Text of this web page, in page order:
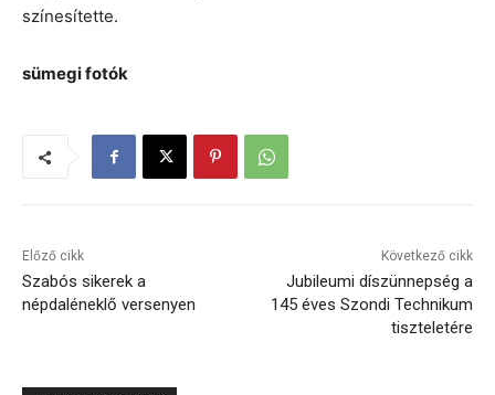
színesítette.
sümegi fotók
Előző cikk
Szabós sikerek a
népdaléneklő versenyen
Következő cikk
Jubileumi díszünnepség a
145 éves Szondi Technikum
tiszteletére